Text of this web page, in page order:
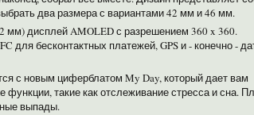
два размера с вариантами 42 мм и 46 мм.
дисплей AMOLED с разрешением 360 x 360.
для бесконтактных платежей, GPS и - конечно -
с новым циферблатом My Day, который дает вам
такие как отслеживание стресса и сна.
выпады.